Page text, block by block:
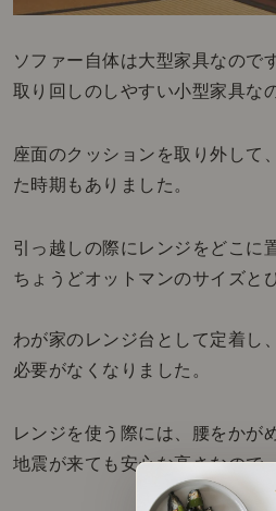
ソファー自体は大型家具なので
取り回しのしやすい小型家具な
座面のクッションを取り外して
た時期もありました。
引っ越しの際にレンジをどこに
ちょうどオットマンのサイズと
わが家のレンジ台として定着し
必要がなくなりました。
レンジを使う際には、腰をかが
地震が来ても安心な高さなので